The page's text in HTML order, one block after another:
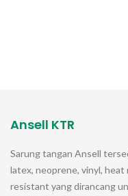
Ansell KTR
Sarung tangan Ansell
latex, neoprene, vinyl,
resistant yang dirancang